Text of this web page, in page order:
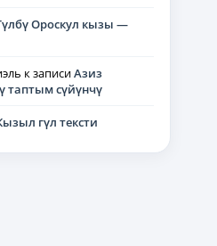
Ороскул кызы —
к записиАзиз
таптым сүйүнчү
гүл тексти